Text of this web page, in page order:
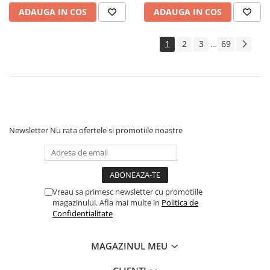
Geci Copii
Caciuli Copii
Jucarii de baie
Jucarii de sortat
Jucarii interactive bebelusi
Jucarii pentru carucioare si patut
Jocuri si jucarii educative
ADAUGA IN COS ADAUGA IN COS
1 2 3 ... 69
Newsletter Nu rata ofertele si promotiile noastre
Vreau sa primesc newsletter cu promotiile
magazinului. Afla mai multe in Politica de
Confidentialitate
MAGAZINUL MEU